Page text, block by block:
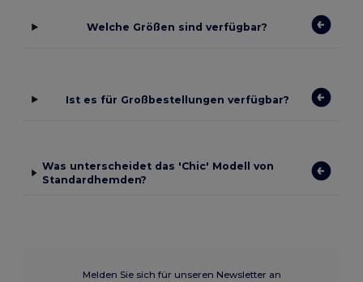
Welche Größen sind verfügbar?
Ist es für Großbestellungen verfügbar?
Was unterscheidet das 'Chic' Modell von
Standardhemden?
Melden Sie sich für unseren Newsletter an